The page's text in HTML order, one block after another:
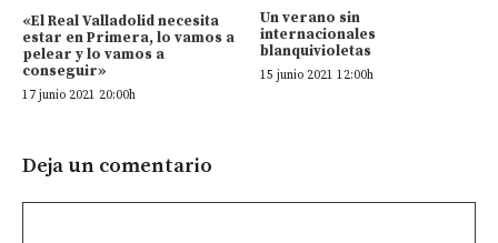
«El Real Valladolid necesita
estar en Primera, lo vamos a
pelear y lo vamos a
conseguir»
17 junio 2021 20:00h
Un verano sin
internacionales
blanquivioletas
15 junio 2021 12:00h
Deja un comentario